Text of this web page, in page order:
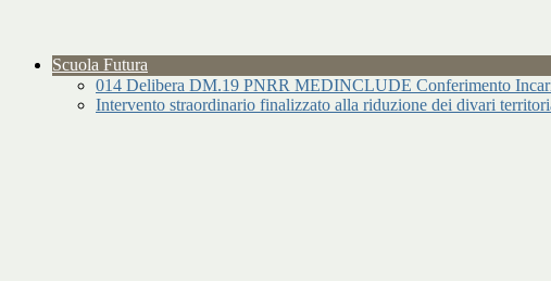
Scuola Futura
014 Delibera DM.19 PNRR MEDINCLUDE Conferimento
Intervento straordinario finalizzato alla riduzione dei divari